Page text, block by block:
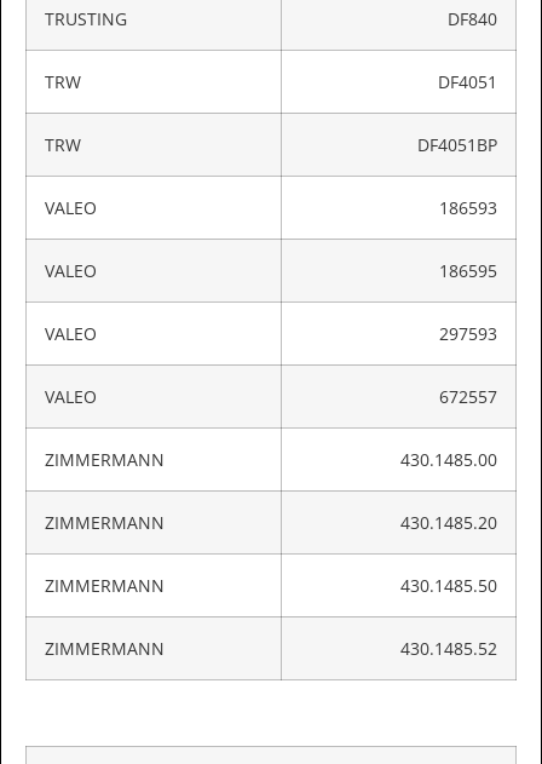
TRUSTING DF840
TRW DF4051
TRW DF4051BP
VALEO 186593
VALEO 186595
VALEO 297593
VALEO 672557
ZIMMERMANN 430.1485.00
ZIMMERMANN 430.1485.20
ZIMMERMANN 430.1485.50
ZIMMERMANN 430.1485.52